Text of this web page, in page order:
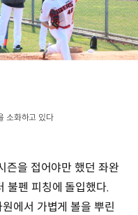
소화하고 있다
즌을 접어야만 했던 좌완
불펜 피칭에 돌입했다.
에서 가볍게 볼을 뿌린